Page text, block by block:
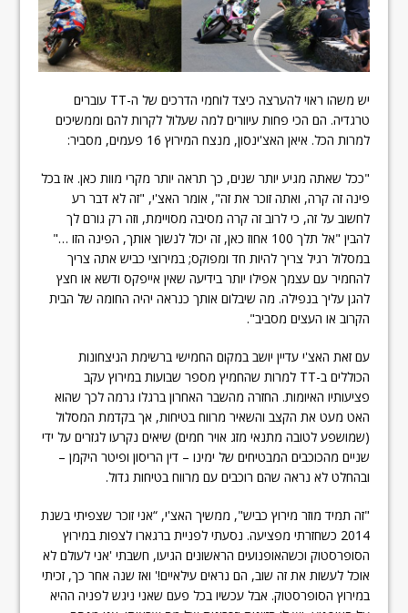
יש משהו ראוי להערצה כיצד לוחמי הדרכים של ה-TT עוברים
טרגדיה. הם הכי פחות עיוורים למה שעלול לקרות להם וממשיכים
למרות הכל. איאן האצ'ינסון, מנצח המירוץ 16 פעמים, מסביר:
"ככל שאתה מגיע יותר שנים, כך תראה יותר מקרי מוות כאן. אז בכל
פינה זה קרה, ואתה זוכר את זה", אומר האצ'י, "זה לא דבר רע
לחשוב על זה, כי לרוב זה קרה מסיבה מסויימת, וזה רק גורם לך
להבין "אל תלך 100 אחוז כאן, זה יכול לנשוך אותך, הפינה הזו …"
במסלול רגיל צריך להיות חד ומפוקס; במירוצי כביש אתה צריך
להחמיר עם עצמך אפילו יותר בידיעה שאין אייפקס ודשא או חצץ
להגן עליך בנפילה. מה שיבלום אותך כנראה יהיה החומה של הבית
הקרוב או העצים מסביב".
עם זאת האצ'י עדיין יושב במקום החמישי ברשימת הניצחונות
הכוללים ב-TT למרות שהחמיץ מספר שבועות במירוץ עקב
פציעותיו האיומות. החזרה מהשבר האחרון ברגלו גרמה לכך שהוא
האט מעט את הקצב והשאיר מרווח בטיחות, אך בקדמת המסלול
(שמושפע לטובה מתנאי מזג אויר חמים) שיאים נקרעו לגזרים על ידי
שניים מהכוכבים המבטיחים של ימינו – דין הריסון ופיטר היקמן –
ובהחלט לא נראה שהם רוכבים עם מרווח בטיחות גדול.
"זה תמיד מוזר מירוץ כביש", ממשיך האצ'י, “אני זוכר שצפיתי בשנת
2014 כשחזרתי מפציעה. נסעתי לפניית ברגארו לצפות במירוץ
הסופרסטוק וכשהאופנועים הראשונים הגיעו, חשבתי 'אני לעולם לא
אוכל לעשות את זה שוב, הם נראים עילאיים!' ואז שנה אחר כך, זכיתי
במירוץ הסופרסטוק. אבל עכשיו בכל פעם שאני ניגש לפניה ההיא